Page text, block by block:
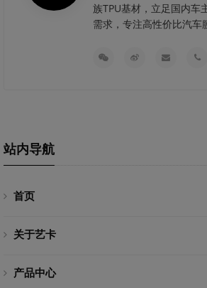
族TPU基材，立足国内车
需求，专注高性价比汽车
站内导航
首页
关于艺卡
产品中心